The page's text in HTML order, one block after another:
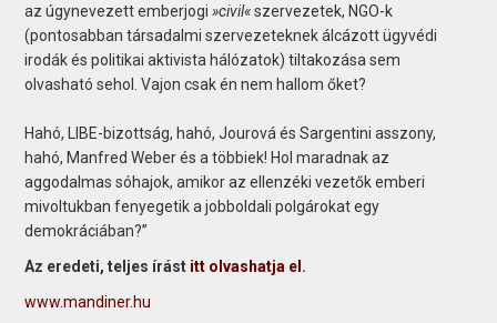
az úgynevezett emberjogi»civil«szervezetek, NGO-k
(pontosabban társadalmi szervezeteknek álcázott ügyvédi
irodák és politikai aktivista hálózatok) tiltakozása sem
olvasható sehol. Vajon csak én nem hallom őket?
Hahó, LIBE-bizottság, hahó, Jourová és Sargentini asszony,
hahó, Manfred Weber és a többiek! Hol maradnak az
aggodalmas sóhajok, amikor az ellenzéki vezetők emberi
mivoltukban fenyegetik a jobboldali polgárokat egy
demokráciában?”
Az eredeti, teljes írást itt olvashatja el .
www.mandiner.hu